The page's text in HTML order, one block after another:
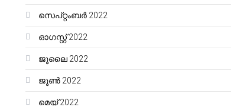
സെപ്റ്റംബർ 2022
ഓഗസ്റ്റ്‌ 2022
ജൂലൈ 2022
ജൂൺ 2022
മെയ്‌ 2022